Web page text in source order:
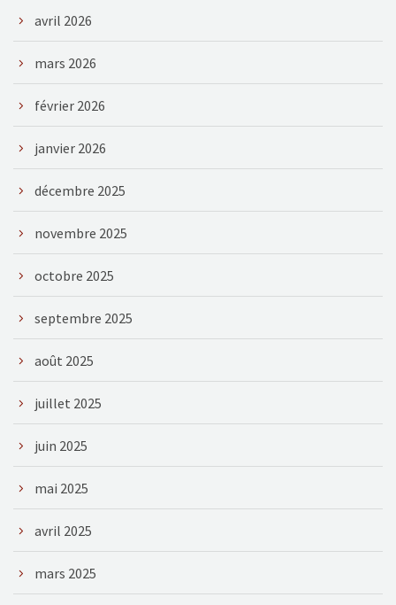
avril 2026
mars 2026
février 2026
janvier 2026
décembre 2025
novembre 2025
octobre 2025
septembre 2025
août 2025
juillet 2025
juin 2025
mai 2025
avril 2025
mars 2025